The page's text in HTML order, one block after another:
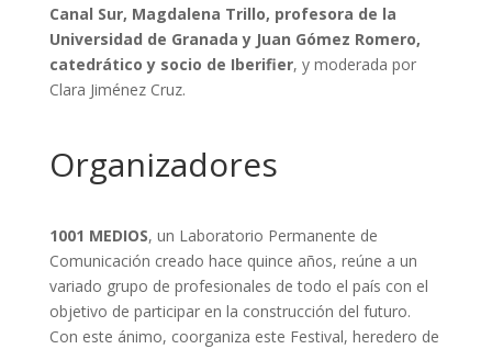
Canal Sur, Magdalena Trillo, profesora de la
Universidad de Granada y Juan Gómez Romero,
catedrático y socio de Iberifier, y moderada por
Clara Jiménez Cruz.
Organizadores
1001 MEDIOS, un Laboratorio Permanente de
Comunicación creado hace quince años, reúne a un
variado grupo de profesionales de todo el país con el
objetivo de participar en la construcción del futuro.
Con este ánimo, coorganiza este Festival, heredero de